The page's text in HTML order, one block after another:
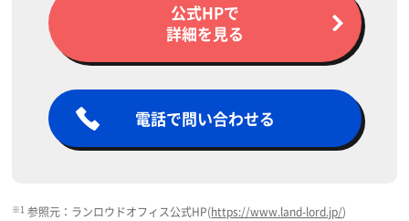
公式HPで
詳細を見る
電話で問い合わせる
※1 参照元：ランロウドオフィス公式HP(https://www.land-lord.jp/)